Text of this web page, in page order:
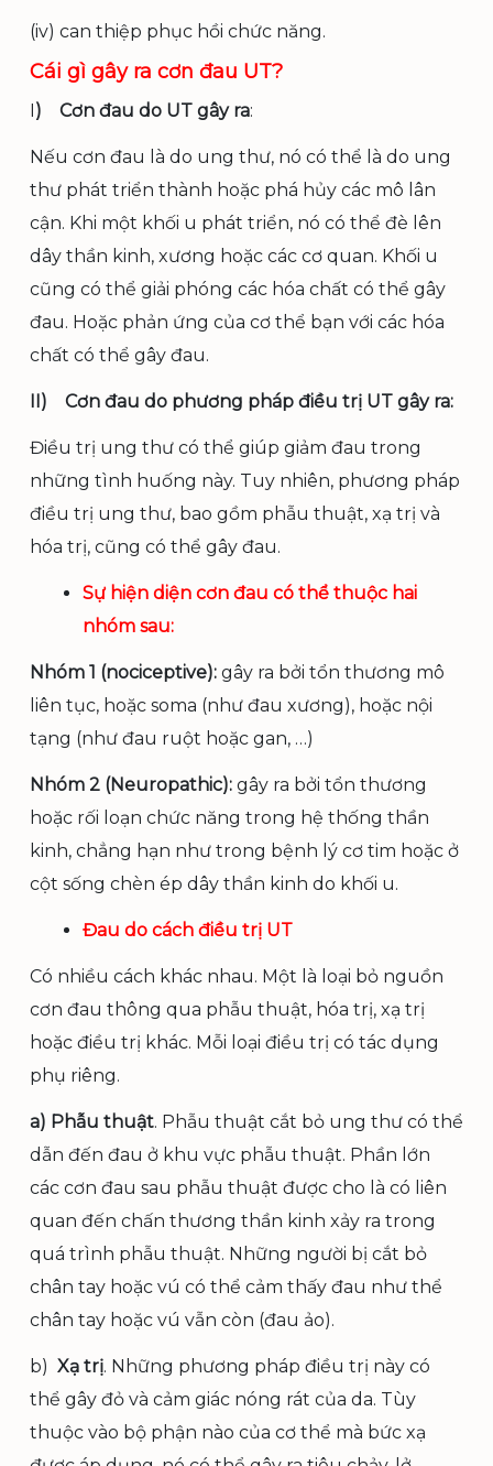
(iv) can thiệp phục hồi chức năng.
Cái gì gây ra cơn đau UT?
I) Cơn đau do UT gây ra:
Nếu cơn đau là do ung thư, nó có thể là do ung
thư phát triển thành hoặc phá hủy các mô lân
cận. Khi một khối u phát triển, nó có thể đè lên
dây thần kinh, xương hoặc các cơ quan. Khối u
cũng có thể giải phóng các hóa chất có thể gây
đau. Hoặc phản ứng của cơ thể bạn với các hóa
chất có thể gây đau.
II) Cơn đau do phương pháp điều trị UT gây ra:
Điều trị ung thư có thể giúp giảm đau trong
những tình huống này. Tuy nhiên, phương pháp
điều trị ung thư, bao gồm phẫu thuật, xạ trị và
hóa trị, cũng có thể gây đau.
Sự hiện diện cơn đau có thể thuộc hai
nhóm sau:
Nhóm 1 (nociceptive): gây ra bởi tổn thương mô
liên tục, hoặc soma (như đau xương), hoặc nội
tạng (như đau ruột hoặc gan, …)
Nhóm 2 (Neuropathic): gây ra bởi tổn thương
hoặc rối loạn chức năng trong hệ thống thần
kinh, chẳng hạn như trong bệnh lý cơ tim hoặc ở
cột sống chèn ép dây thần kinh do khối u.
Đau do cách điều trị UT
Có nhiều cách khác nhau. Một là loại bỏ nguồn
cơn đau thông qua phẫu thuật, hóa trị, xạ trị
hoặc điều trị khác. Mỗi loại điều trị có tác dụng
phụ riêng.
a) Phẫu thuật. Phẫu thuật cắt bỏ ung thư có thể
dẫn đến đau ở khu vực phẫu thuật. Phần lớn
các cơn đau sau phẫu thuật được cho là có liên
quan đến chấn thương thần kinh xảy ra trong
quá trình phẫu thuật. Những người bị cắt bỏ
chân tay hoặc vú có thể cảm thấy đau như thể
chân tay hoặc vú vẫn còn (đau ảo).
b) Xạ trị. Những phương pháp điều trị này có
thể gây đỏ và cảm giác nóng rát của da. Tùy
thuộc vào bộ phận nào của cơ thể mà bức xạ